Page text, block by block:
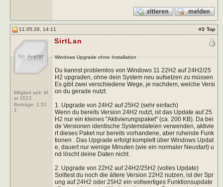
11.05.26, 14:11 #3 Top
Mitglied seit: M
ar 2022
Beiträge: 1.51
1
SirtLan
Windows Upgrade ohne Installation
Du kannst problemlos von Windows 11 22H2 auf 24H2/25
H2 upgraden, ohne dein System neu aufsetzen zu müssen.
Es gibt zwei verschiedene Wege, je nachdem, welche Versi
on du gerade nutzt.
1. Upgrade von 24H2 auf 25H2 (sehr einfach)
Wenn du bereits Version 24H2 nutzt, ist das Update auf 25
H2 nur ein kleines "Aktivierungspaket" (ca. 200 KB). Da bei
de Versionen identische Systemdateien verwenden, aktivie
rt dieses Paket nur bereits vorhandene, aber ruhende Funk
tionen . Das Upgrade erfolgt komplett über Windows Updat
e, dauert nur wenige Minuten (wie ein normaler Neustart) u
nd löscht deine Daten nicht .
2. Upgrade von 22H2 auf 24H2/25H2 (volles Update)
Solltest du noch die ältere Version 22H2 nutzen, ist der Spr
ung auf 24H2 oder 25H2 ein vollwertiges Funktionsupdate